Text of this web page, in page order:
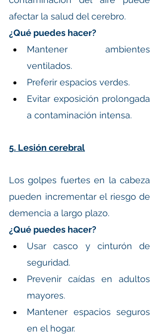
afectar la salud del cerebro.
¿Qué puedes hacer?
Mantener ambientes
ventilados.
Preferir espacios verdes.
Evitar exposición prolongada
a contaminación intensa.
5. Lesión cerebral
Los golpes fuertes en la cabeza
pueden incrementar el riesgo de
demencia a largo plazo.
¿Qué puedes hacer?
Usar casco y cinturón de
seguridad.
Prevenir caídas en adultos
mayores.
Mantener espacios seguros
en el hogar.